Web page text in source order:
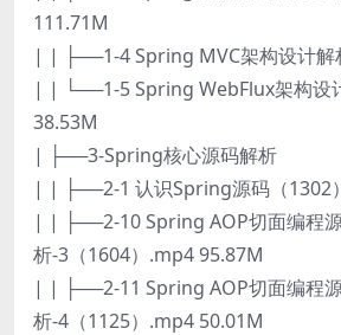
111.71M
| | ├──1-4 Spring MVC架构设计解
| | └──1-5 Spring WebFlux架构设
38.53M
| ├──3-Spring核心源码解析
| | ├──2-1 认识Spring源码（1302
| | ├──2-10 Spring AOP切面编程
析-3（1604）.mp4 95.87M
| | ├──2-11 Spring AOP切面编程
析-4（1125）.mp4 50.01M